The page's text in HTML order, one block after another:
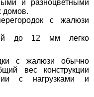
и разноцветными
домов.
с жалюзи
до 12 мм легко
с жалюзи обычно
вес конструкции
с нагрузками и